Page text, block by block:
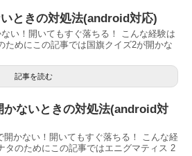
ときの対処法(android対応)
い！開いてもすぐ落ちる！ こんな経験は
ためにこの記事では国旗クイズ2が開かな
記事を読む
かないときの対処法(android対
開かない！開いてもすぐ落ちる！ こんな経
タのためにこの記事ではエニグマティス 2